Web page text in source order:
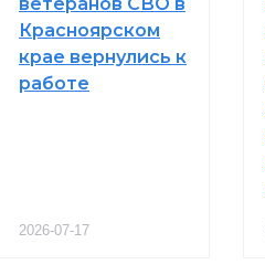
Красноярском
крае вернулись к
работе
2026-07-17